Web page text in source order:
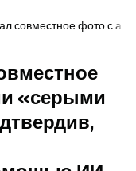
совместное фото с
«серыми